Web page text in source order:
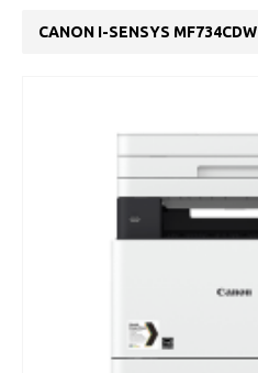
CANON I-SENSYS MF734CDW